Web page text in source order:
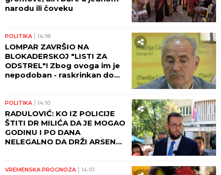
narodu ili čoveku
POLITIKA 14:18
LOMPAR ZAVRŠIO NA
BLOKADERSKOJ "LISTI ZA
ODSTREL"! Zbog ovoga im je
nepodoban - raskrinkan do
POLITIKA 14:10
RADULOVIĆ: KO IZ POLICIJE
ŠTITI DR MILIĆA DA JE MOGAO
GODINU I PO DANA
NELEGALNO DA DRŽI ARSENAL
VREMENSKA PROGNOZA 14:01